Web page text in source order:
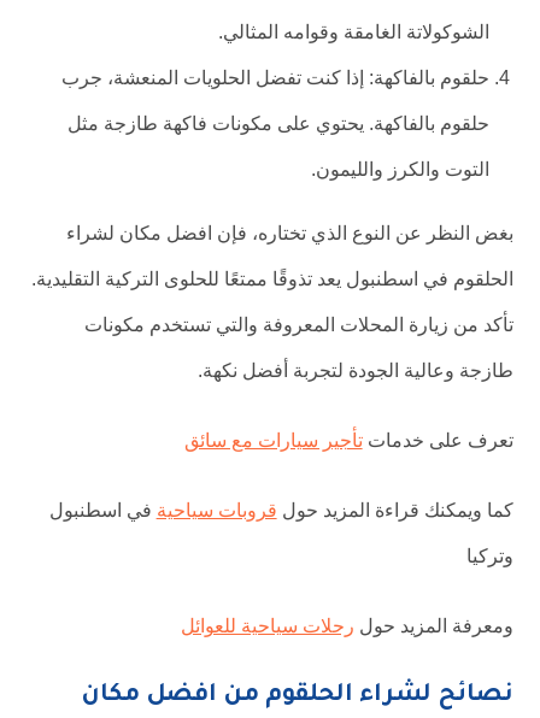
الشوكولاتة الغامقة وقوامه المثالي.
حلقوم بالفاكهة: إذا كنت تفضل الحلويات المنعشة، جرب
حلقوم بالفاكهة. يحتوي على مكونات فاكهة طازجة مثل
التوت والكرز والليمون.
بغض النظر عن النوع الذي تختاره، فإن افضل مكان لشراء
الحلقوم في اسطنبول يعد تذوقًا ممتعًا للحلوى التركية التقليدية.
تأكد من زيارة المحلات المعروفة والتي تستخدم مكونات
طازجة وعالية الجودة لتجربة أفضل نكهة.
تعرف على خدمات تأجير سيارات مع سائق
كما ويمكنك قراءة المزيد حول قروبات سياحيةفي اسطنبول
وتركيا
ومعرفة المزيد حول رحلات سياحية للعوائل
نصائح لشراء الحلقوم من افضل مكان